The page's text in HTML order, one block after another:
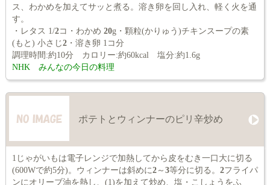
ス、わかめを加えてサッと煮る。溶き卵を回し入れ、軽く火を通
す。
・レタス 1/2コ・わかめ 20g・顆粒(かりゅう)チキンスープの素
(もと) 小さじ2・溶き卵 1コ分
調理時間:約10分 カロリー:約60kcal 塩分:約1.6g
NHK みんなの今日の料理
ポテトとウィンナーのピリ辛炒め
1じゃがいもは電子レンジで加熱してから皮をむき一口大に切る
(600Wで約5分)。ウィンナーは斜めに2～ 3等分に切る。 2フライパ
ンにオリーブ油を熱し、(1)を加えて炒め、塩・こしょうをふ